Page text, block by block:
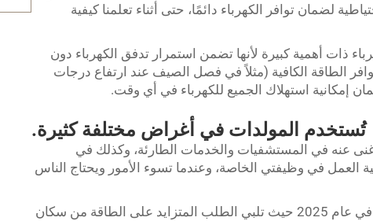
لضمان توافر الكهرباء دائمًا، حتى أثناء تعلمنا كيفية
ذات أهمية كبيرة لأنها تضمن استمرار تدفق الكهرباء دون
الطاقة الكافية (مثلاً في فصل الصيف عند ارتفاع درجات
إمكانية استهلاك الجميع للكهرباء في أي وقت.
تُستخدم المولدات في أغراض مختلفة كثيرة.
غنى عنه في المستشفيات والخدمات الطارئة، وكذلك في
العمل في وظيفتي الخاصة، وعندما تسوء الأمور ويحتاج الناس
في الختام، تظل المولدات الكهربائية ذات صلة في عام 2025 حيث تلبي الطلب المتزايد على الطاقة من سكان